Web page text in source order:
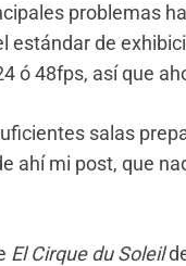
problemas
estándar de
ó 48fps, así que
salas
ahí mi post, que
El Cirque du Soleil